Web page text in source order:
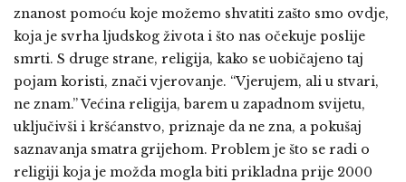
znanost pomoću koje možemo shvatiti zašto smo ovdje,
koja je svrha ljudskog života i što nas očekuje poslije
smrti. S druge strane, religija, kako se uobičajeno taj
pojam koristi, znači vjerovanje. “Vjerujem, ali u stvari,
ne znam.” Većina religija, barem u zapadnom svijetu,
uključivši i kršćanstvo, priznaje da ne zna, a pokušaj
saznavanja smatra grijehom. Problem je što se radi o
religiji koja je možda mogla biti prikladna prije 2000